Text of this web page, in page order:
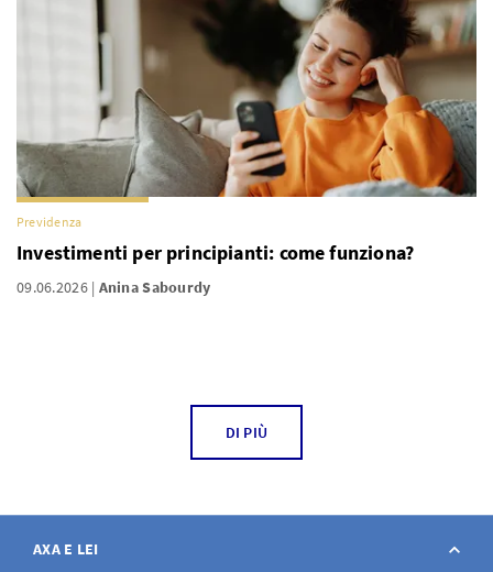
Previdenza
Investimenti per principianti: come funziona?
09.06.2026 Anina Sabourdy
DI PIÙ
AXA E LEI